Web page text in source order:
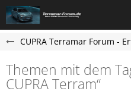
CUPRA Terramar Forum -
Themen mit dem
CUPRA Terram“